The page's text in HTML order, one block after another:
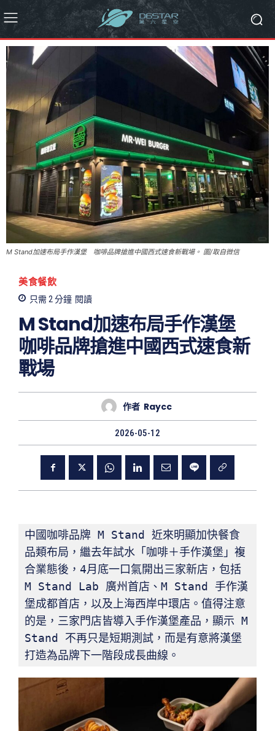
M Stand加速布局手作漢堡 咖啡品牌搶進中國西式速食新戰場。 圖/取自微信
美食餐飲
只需 2分鐘 閱讀
M Stand加速布局手作漢堡
咖啡品牌搶進中國西式速食新
戰場
作者 Raycc
2026-05-12
中國咖啡品牌 M Stand 近來明顯加快餐食
品類布局，繼去年試水「咖啡＋手作漢堡」複
合業態後，4月底一口氣開出三家新店，包括
M Stand Lab 廣州首店、M Stand 手作漢
堡成都首店，以及上海西岸中環店。值得注意
的是，三家門店皆導入手作漢堡產品，顯示 M
Stand 不再只是短期測試，而是有意將漢堡
打造為品牌下一階段成長曲線。